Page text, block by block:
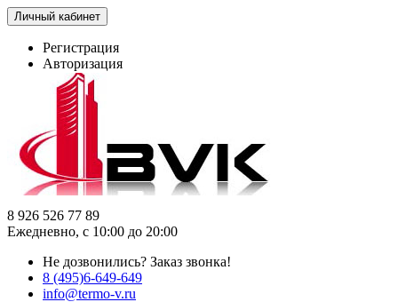
Личный кабинет
Регистрация
Авторизация
8 926 526 77 89
Ежедневно, с 10:00 до 20:00
Не дозвонились? Заказ звонка!
8 (495)6-649-649
info@termo-v.ru